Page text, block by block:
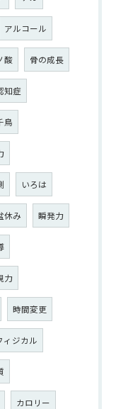
アルコール
酸 骨の成長
知症
鳥
いろは
休み 瞬発力
力
時間変更
ィジカル
カロリー